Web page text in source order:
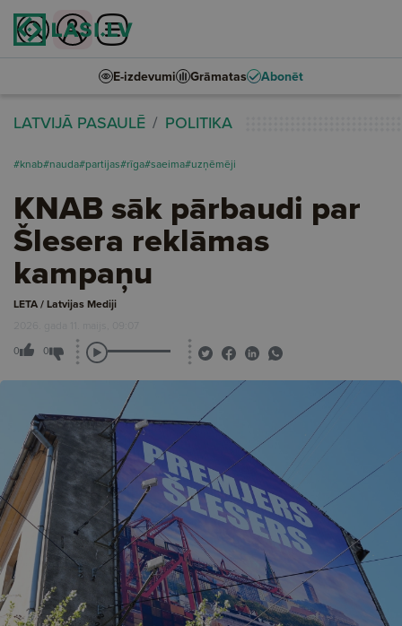
E-izdevumi Grāmatas Abonēt
LATVIJĀ PASAULĒ POLITIKA
#knab#nauda#partijas#rīga#saeima#uzņēmēji
KNAB sāk pārbaudi par
Šlesera reklāmas
kampaņu
LETA / Latvijas Mediji
2026. gada 11. maijs, 09:07
0 0